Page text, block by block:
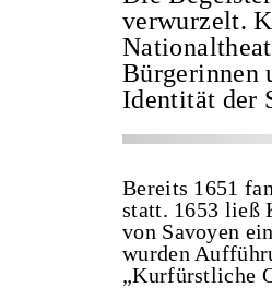
verwurzelt.
Bürgerinnen
Identität der
Bereits 1651
statt. 1653 ließ
von Savoyen
wurden
„Kurfürstliche